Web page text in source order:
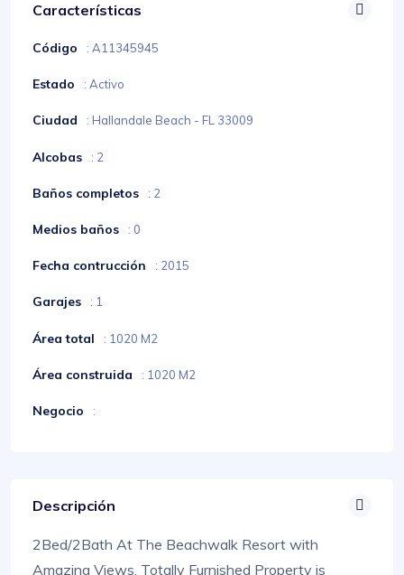
Características
Código : A11345945
Estado : Activo
Ciudad : Hallandale Beach - FL 33009
Alcobas : 2
Baños completos : 2
Medios baños : 0
Fecha contrucción : 2015
Garajes : 1
Área total : 1020 M2
Área construida : 1020 M2
Negocio :
Descripción
2Bed/2Bath At The Beachwalk Resort with
Amazing Views. Totally Furnished Property is